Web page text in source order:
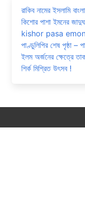
রাকিব নামের ইসলামি
কিশোর পাশা ইমনের
kishor pasa
পাণ্ডুলিপির শেষ পৃষ্ঠা –
ইলম অর্জনের ক্ষেত্রে
শির্ক মিশ্রিত উৎসব !